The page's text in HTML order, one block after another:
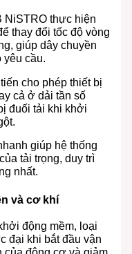
NiSTRO thực hiện
thay đổi tốc độ vòng
giúp dây chuyền
yêu cầu.
cho phép thiết bị
cả ở dải tần số
đuối tải khi khởi
giúp hệ thống
tải trọng, duy trì
nhất.
và cơ khí
động mềm, loại
đại khi bắt đầu vận